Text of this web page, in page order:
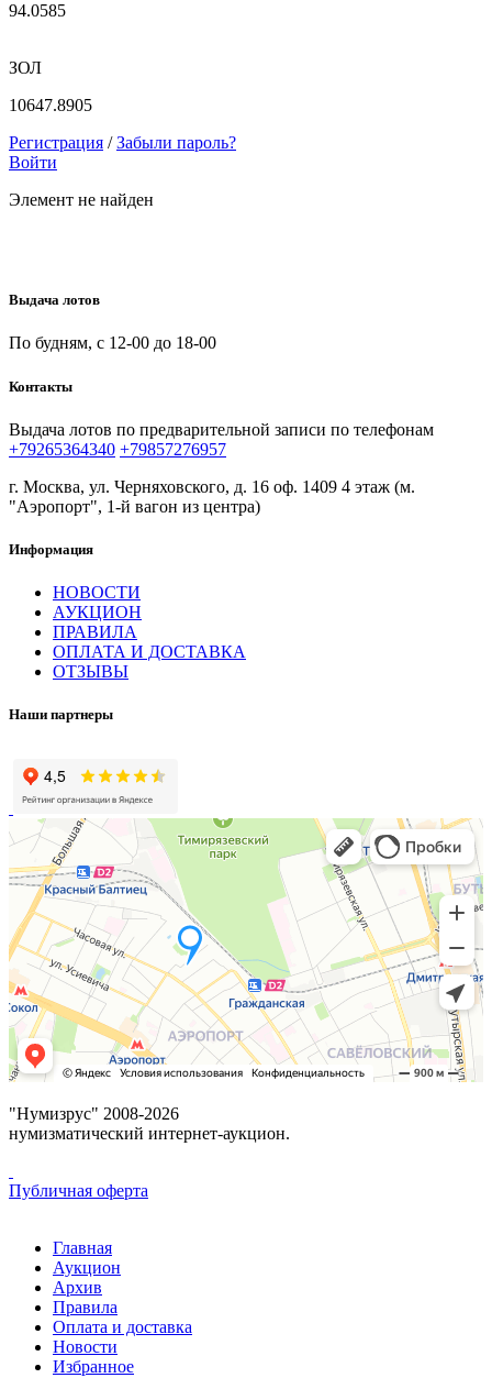
94.0585
ЗОЛ
10647.8905
Регистрация / Забыли пароль?
Войти
Элемент не найден
Выдача лотов
По будням, с 12-00 до 18-00
Контакты
Выдача лотов по предварительной записи по телефонам
+79265364340 +79857276957
г. Москва, ул. Черняховского, д. 16 оф. 1409 4 этаж (м.
"Аэропорт", 1-й вагон из центра)
Информация
НОВОСТИ
АУКЦИОН
ПРАВИЛА
ОПЛАТА И ДОСТАВКА
ОТЗЫВЫ
Наши партнеры
"Нумизрус" 2008-2026
нумизматический интернет-аукцион.
Публичная оферта
Главная
Аукцион
Архив
Правила
Оплата и доставка
Новости
Избранное